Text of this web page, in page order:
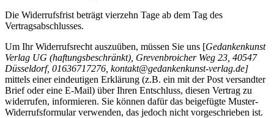
Die Widerrufsfrist beträgt vierzehn Tage ab dem Tag des
Vertragsabschlusses.
Um Ihr Widerrufsrecht auszuüben, müssen Sie uns [Gedankenkunst
Verlag UG (haftungsbeschränkt), Grevenbroicher Weg 23, 40547
Düsseldorf, 01636717276, kontakt@gedankenkunst-verlag.de]
mittels einer eindeutigen Erklärung (z.B. ein mit der Post versandter
Brief oder eine E-Mail) über Ihren Entschluss, diesen Vertrag zu
widerrufen, informieren. Sie können dafür das beigefügte Muster-
Widerrufsformular verwenden, das jedoch nicht vorgeschrieben ist.